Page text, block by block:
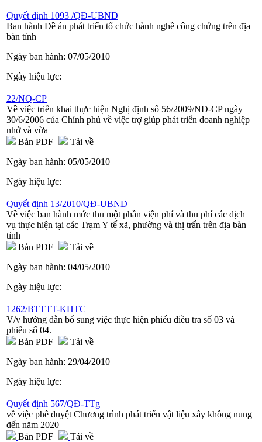
Quyết định 1093 /QĐ-UBND
Ban hành Đề án phát triển tổ chức hành nghề công chứng trên địa
bàn tỉnh
Ngày ban hành: 07/05/2010
Ngày hiệu lực:
22/NQ-CP
Về việc triển khai thực hiện Nghị định số 56/2009/NĐ-CP ngày
30/6/2006 của Chính phủ về việc trợ giúp phát triển doanh nghiệp
nhở và vừa
Bản PDF
Tải về
Ngày ban hành: 05/05/2010
Ngày hiệu lực:
Quyết định 13/2010/QĐ-UBND
Về việc ban hành mức thu một phần viện phí và thu phí các dịch
vụ thực hiện tại các Trạm Y tế xã, phường và thị trấn trên địa bàn
tỉnh
Bản PDF
Tải về
Ngày ban hành: 04/05/2010
Ngày hiệu lực:
1262/BTTTT-KHTC
V/v hướng dẫn bổ sung việc thực hiện phiếu điều tra số 03 và
phiếu số 04.
Bản PDF
Tải về
Ngày ban hành: 29/04/2010
Ngày hiệu lực:
Quyết định 567/QĐ-TTg
về việc phê duyệt Chương trình phát triển vật liệu xây không nung
đến năm 2020
Bản PDF
Tải về